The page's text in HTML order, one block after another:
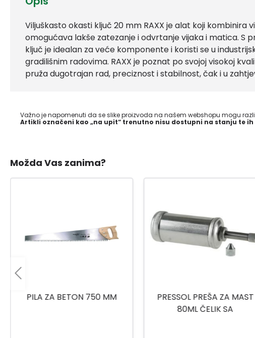
Viljuškasto okasti ključ 20 mm RAXX je alat koji kombinira
omogućava lakše zatezanje i odvrtanje vijaka i matica. S
ključ je idealan za veće komponente i koristi se u
gradilišnim radovima. RAXX je poznat po svojoj visokoj
pruža dugotrajan rad, preciznost i stabilnost, čak i u
Važno je napomenuti da se slike proizvoda na našem webshopu mogu
Artikli označeni kao „na upit“ trenutno nisu dostupni na stanju te
Možda Vas zanima?
PRESSOL PREŠA ZA MAST
UNIOR RUČICA/RAČNA 1/2
1901A BI 611782